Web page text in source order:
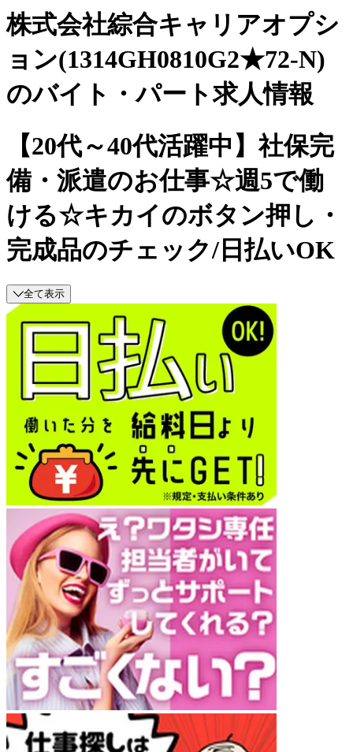
株式会社綜合キャリアオプシ
ョン(1314GH0810G2★72-N)
のバイト・パート求人情報
【20代～40代活躍中】社保完
備・派遣のお仕事☆週5で働
ける☆キカイのボタン押し・
完成品のチェック/日払いOK
全て表示